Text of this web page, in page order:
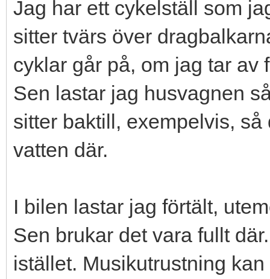
Jag har ett cykelställ som
sitter tvärs över
cyklar går på, om jag tar av
Sen lastar jag husvagnen
sitter baktill, exempelvis,
vatten där.
I bilen lastar jag förtält,
Sen brukar det vara fullt
istället. Musikutrustning